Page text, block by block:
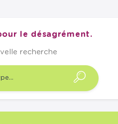
le désagrément.
recherche